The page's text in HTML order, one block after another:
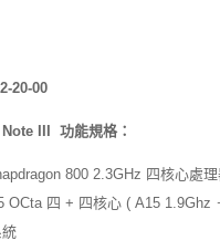
III 功能規格：
800 2.3GHz 四核心處
OCta 四 + 四核心 ( A15 1.9Ghz